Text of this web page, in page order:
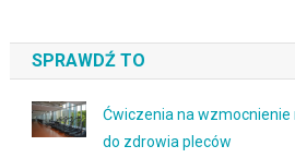
SPRAWDŹ TO
Ćwiczenia na wzmocnienie
do zdrowia pleców